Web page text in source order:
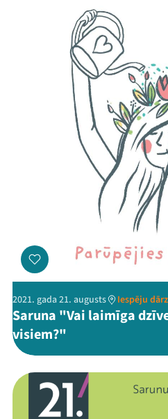
2021. gada 21. augusts Iespēju
Saruna "Vai laimīga
visiem?"